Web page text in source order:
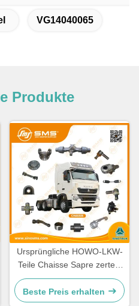
VG14040065
Produkte
Ursprüngliche HOWO-LKW-
Teile Chaisse Sapre zerteilt
Standardgröße
Beste Preis erhalten